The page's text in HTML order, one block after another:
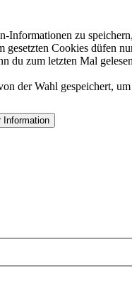
Informationen zu
Cookies düfen
du zum letzten Mal
der Wahl gespeichert,